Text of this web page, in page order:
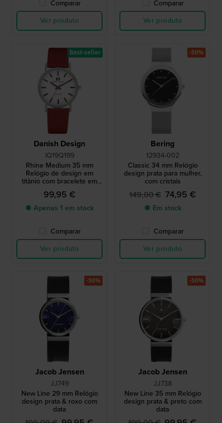
Comparar
Ver produto
Comparar
Ver produto
Danish Design
IQ19Q199
Rhine Medium 35 mm
Relógio de design em
titânio com bracelete em
pele vermelha
99,95 €
● Apenas 1 em stock
Comparar
Ver produto
Best-seller
Bering
12934-002
Classic 34 mm Relógio
design prata para mulher,
com cristais
149,00 € 74,95 €
● Em stock
Comparar
Ver produto
-50%
Jacob Jensen
JJ749
New Line 29 mm Relógio
design prata & roxo com
data
-50%
Jacob Jensen
JJ738
New Line 35 mm Relógio
design prata & preto com
data
-50%